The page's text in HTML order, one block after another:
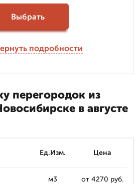
Выбрать
подробности
перегородок из
в августе
Ед.Изм. Цена
м3 от 4270 руб.